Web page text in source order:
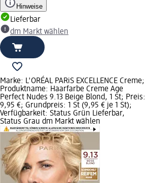
Hinweise
Lieferbar
dm Markt wählen
Marke: L'ORÉAL PARiS EXCELLENCE Creme;
Produktname: Haarfarbe Creme Age
Perfect Nudes 9.13 Beige Blond, 1 St; Preis:
9,95 €; Grundpreis: 1 St (9,95 € je 1 St);
Verfügbarkeit: Status Grün Lieferbar,
Status Grau dm Markt wählen